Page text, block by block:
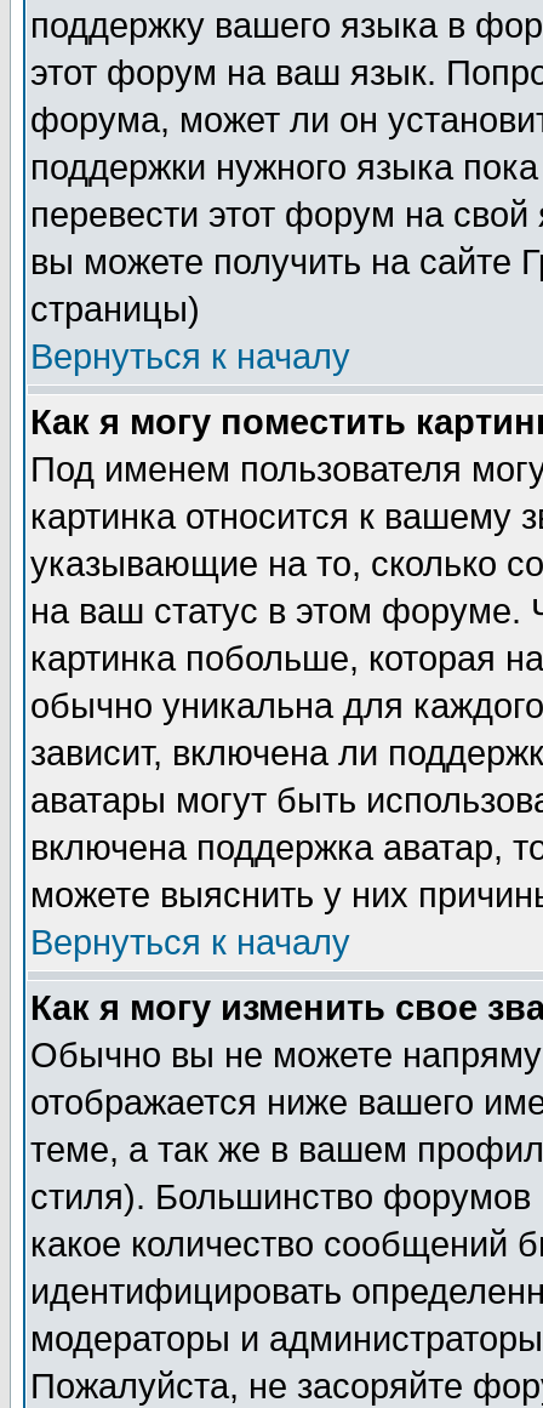
поддержку вашего языка в
этот форум на ваш язык.
форума, может ли он
поддержки нужного языка
перевести этот форум на
вы можете получить на сайте
страницы)
Вернуться к началу
Как я могу поместить
Под именем пользователя
картинка относится к вашему
указывающие на то, сколько
на ваш статус в этом форуме.
картинка побольше, которая
обычно уникальна для
зависит, включена ли
аватары могут быть
включена поддержка аватар,
можете выяснить у них
Вернуться к началу
Как я могу изменить свое
Обычно вы не можете
отображается ниже вашего
теме, а так же в вашем
стиля). Большинство форумов
какое количество сообщений
идентифицировать
модераторы и
Пожалуйста, не засоряйте